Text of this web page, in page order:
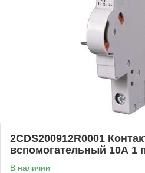
2CDS200912R0001
вспомогательный 10А 1
В наличии